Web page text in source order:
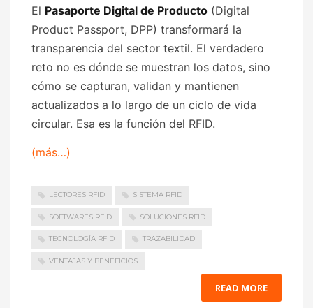
El Pasaporte Digital de Producto (Digital
Product Passport, DPP) transformará la
transparencia del sector textil. El verdadero
reto no es dónde se muestran los datos, sino
cómo se capturan, validan y mantienen
actualizados a lo largo de un ciclo de vida
circular. Esa es la función del RFID.
(más…)
LECTORES RFID SISTEMA RFID
SOFTWARES RFID SOLUCIONES RFID
TECNOLOGÍA RFID TRAZABILIDAD
VENTAJAS Y BENEFICIOS
READ MORE